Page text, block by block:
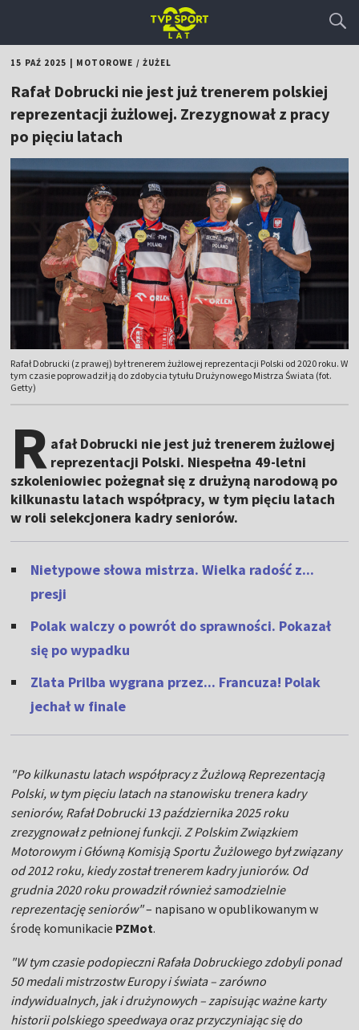
15 PAŹ 2025 MOTOROWE / ŻUŻEL
Rafał Dobrucki nie jest już trenerem polskiej
reprezentacji żużlowej. Zrezygnował z pracy
po pięciu latach
Rafał Dobrucki (z prawej) był trenerem żużlowej reprezentacji Polski od 2020 roku. W
tym czasie poprowadził ją do zdobycia tytułu Drużynowego Mistrza Świata (fot.
Getty)
R afał Dobrucki nie jest już trenerem żużlowej
reprezentacji Polski. Niespełna 49-letni
szkoleniowiec pożegnał się z drużyną narodową po
kilkunastu latach współpracy, w tym pięciu latach
w roli selekcjonera kadry seniorów.
Nietypowe słowa mistrza. Wielka radość z...
presji
Polak walczy o powrót do sprawności. Pokazał
się po wypadku
Zlata Prilba wygrana przez... Francuza! Polak
jechał w finale
"Po kilkunastu latach współpracy z Żużlową Reprezentacją
Polski, w tym pięciu latach na stanowisku trenera kadry
seniorów, Rafał Dobrucki 13 października 2025 roku
zrezygnował z pełnionej funkcji. Z Polskim Związkiem
Motorowym i Główną Komisją Sportu Żużlowego był związany
od 2012 roku, kiedy został trenerem kadry juniorów. Od
grudnia 2020 roku prowadził również samodzielnie
reprezentację seniorów"– napisano w opublikowanym w
środę komunikacie PZMot.
"W tym czasie podopieczni Rafała Dobruckiego zdobyli ponad
50 medali mistrzostw Europy i świata – zarówno
indywidualnych, jak i drużynowych – zapisując ważne karty
historii polskiego speedwaya oraz przyczyniając się do